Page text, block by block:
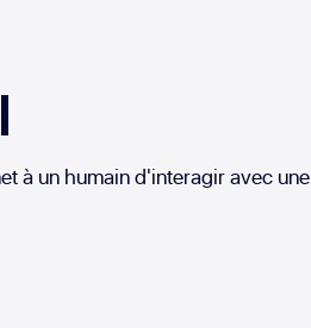
à un humain d'interagir avec une